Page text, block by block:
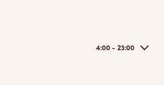
4:00 - 23:00